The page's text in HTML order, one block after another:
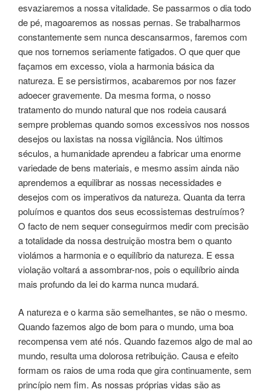
esvaziaremos a nossa vitalidade. Se passarmos o dia todo
de pé, magoaremos as nossas pernas. Se trabalharmos
constantemente sem nunca descansarmos, faremos com
que nos tornemos seriamente fatigados. O que quer que
façamos em excesso, viola a harmonia básica da
natureza. E se persistirmos, acabaremos por nos fazer
adoecer gravemente. Da mesma forma, o nosso
tratamento do mundo natural que nos rodeia causará
sempre problemas quando somos excessivos nos nossos
desejos ou laxistas na nossa vigilância. Nos últimos
séculos, a humanidade aprendeu a fabricar uma enorme
variedade de bens materiais, e mesmo assim ainda não
aprendemos a equilibrar as nossas necessidades e
desejos com os imperativos da natureza. Quanta da terra
poluímos e quantos dos seus ecossistemas destruímos?
O facto de nem sequer conseguirmos medir com precisão
a totalidade da nossa destruição mostra bem o quanto
violámos a harmonia e o equilíbrio da natureza. E essa
violação voltará a assombrar-nos, pois o equilíbrio ainda
mais profundo da lei do karma nunca mudará.
A natureza e o karma são semelhantes, se não o mesmo.
Quando fazemos algo de bom para o mundo, uma boa
recompensa vem até nós. Quando fazemos algo de mal ao
mundo, resulta uma dolorosa retribuição. Causa e efeito
formam os raios de uma roda que gira continuamente, sem
princípio nem fim. As nossas próprias vidas são as